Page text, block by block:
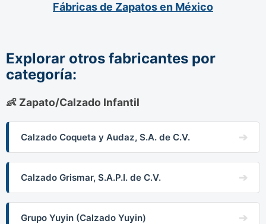
Fábricas de Zapatos en México
Explorar otros fabricantes por
categoría:
👶 Zapato/Calzado Infantil
Calzado Coqueta y Audaz, S.A. de C.V.
Calzado Grismar, S.A.P.I. de C.V.
Grupo Yuyin (Calzado Yuyin)